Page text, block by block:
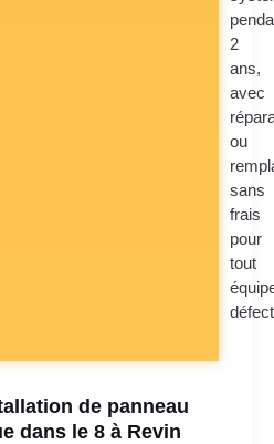
2
ans,
avec
ou
sans
frais
pour
tout
de panneau
dans le 8 à Revin